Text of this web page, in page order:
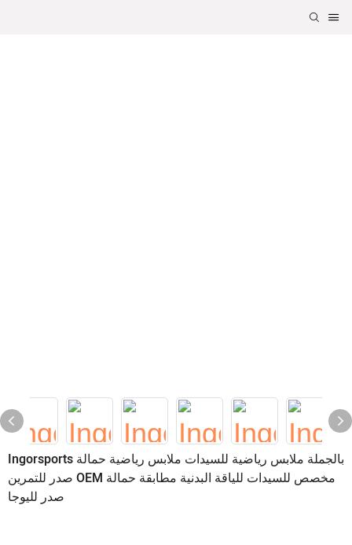
Ingorsports بالجملة ملابس رياضية للسيدات ملابس رياضية حمالة
صدر للتمرين OEM مخصص للسيدات للياقة البدنية مطابقة حمالة
صدر لليوجا